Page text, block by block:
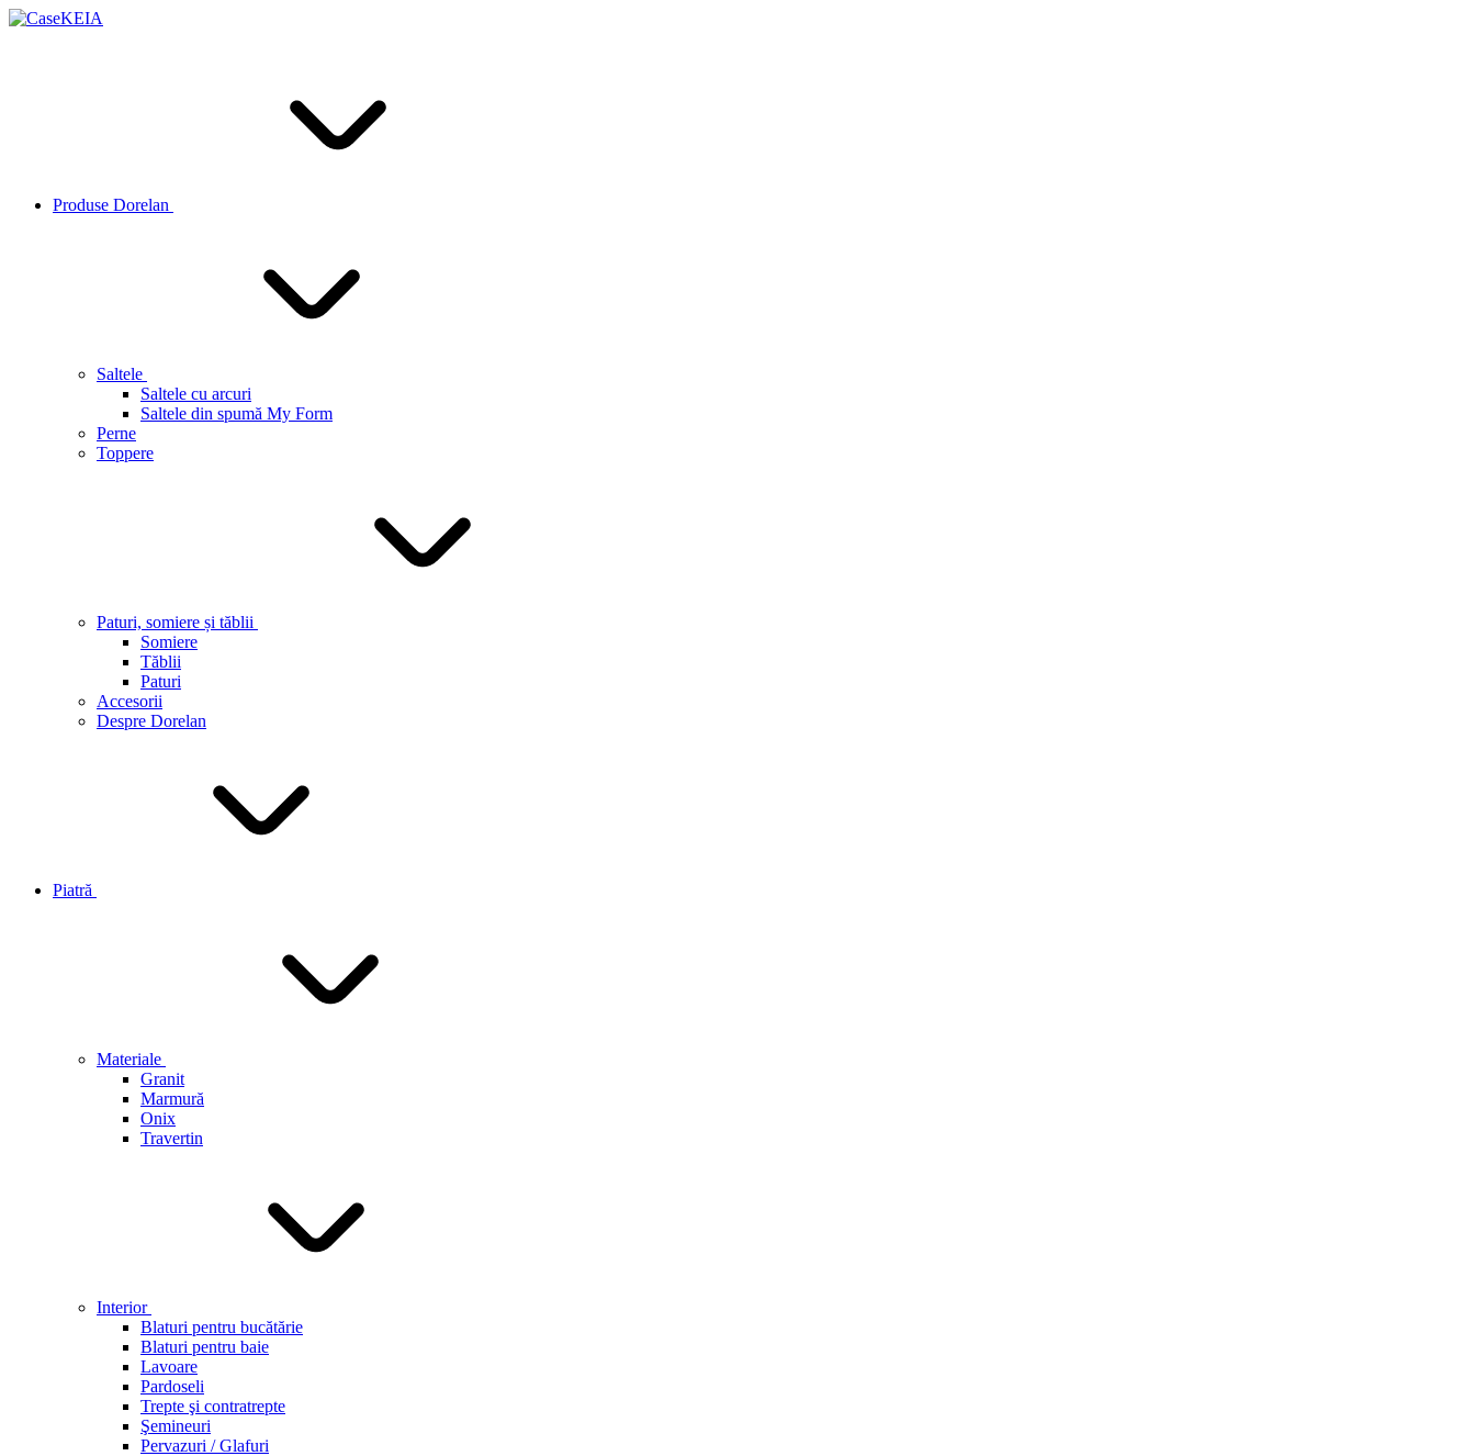
Produse Dorelan
Saltele
Saltele cu arcuri
Saltele din spumă My Form
Perne
Toppere
Paturi, somiere și tăblii
Somiere
Tăblii
Paturi
Accesorii
Despre Dorelan
Piatră
Materiale
Granit
Marmură
Onix
Travertin
Interior
Blaturi pentru bucătărie
Blaturi pentru baie
Lavoare
Pardoseli
Trepte şi contratrepte
Şemineuri
Pervazuri / Glafuri